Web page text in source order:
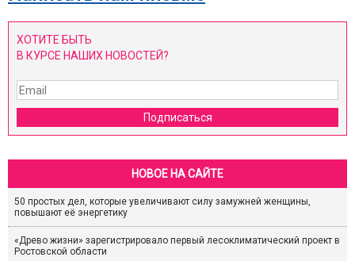
ХОТИТЕ БЫТЬ
В КУРСЕ НАШИХ НОВОСТЕЙ?
Подписаться
НОВОЕ НА САЙТЕ
50 простых дел, которые увеличивают силу замужней женщины,
повышают её энергетику
«Древо жизни» зарегистрировало первый лесоклиматический проект в
Ростовской области